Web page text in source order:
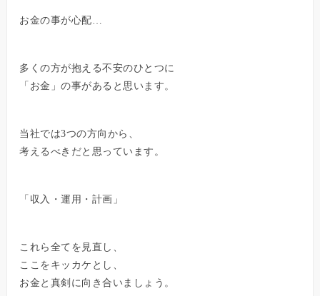
お金の事が心配…
多くの方が抱える不安のひとつに
「お金」の事があると思います。
当社では3つの方向から、
考えるべきだと思っています。
「収入・運用・計画」
これら全てを見直し、
ここをキッカケとし、
お金と真剣に向き合いましょう。